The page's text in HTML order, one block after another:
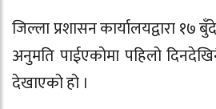
जिल्ला प्रशासन कार्यालयद्वारा १७
अनुमति पाईएकोमा पहिलो
देखाएको हो ।